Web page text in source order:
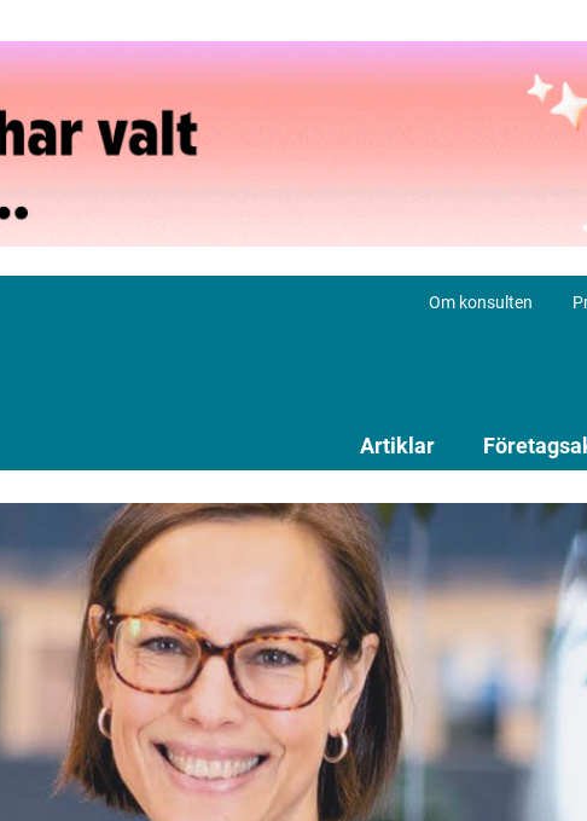
Om konsulten
Artiklar